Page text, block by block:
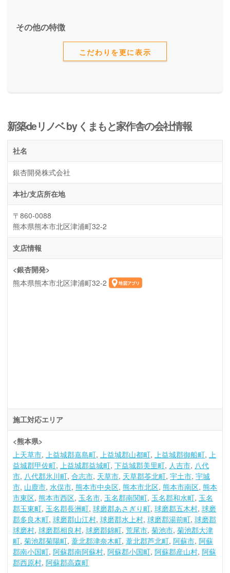
その他の特徴
こだわりを更に表示
新築deリノベ by くまもと家作舎の会社情報
社名
銀杏開発株式会社
本社/支店所在地
〒860-0088
熊本県熊本市北区津浦町32-2
支店情報
<銀杏開発>
熊本県熊本市北区津浦町32-2
施工対応エリア
<熊本県>
上天草市
上益城郡嘉島町 上益城郡山都町 上益城郡御船町
上
益城郡甲佐町
上益城郡益城町 下益城郡美里町 人吉市 八代
市 八代郡氷川町 合志市 天草市 天草郡苓北町 宇土市 宇城
市 山鹿市 水俣市 熊本市中央区 熊本市北区 熊本市南区 熊本
市東区 熊本市西区 玉名市 玉名郡南関町 玉名郡和水町 玉名
郡玉東町 玉名郡長洲町 球磨郡あさぎり町 球磨郡五木村 球磨
郡多良木町 球磨郡山江村 球磨郡水上村 球磨郡湯前町 球磨郡
球磨村 球磨郡相良村 球磨郡錦町 荒尾市 菊池市 菊池郡大津
町 菊池郡菊陽町 葦北郡津奈木町 葦北郡芦北町 阿蘇市 阿蘇
郡南小国町 阿蘇郡南阿蘇村 阿蘇郡小国町 阿蘇郡産山村 阿蘇
郡西原村 阿蘇郡高森町